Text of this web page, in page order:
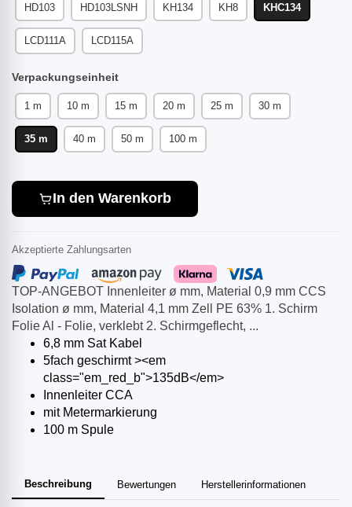
TOP-ANGEBOT Innenleiter ø mm, Material 0,9 mm CCS
Isolation ø mm, Material 4,1 mm Zell PE 63% 1. Schirm
Folie Al - Folie, verklebt 2. Schirmgeflecht, ...
6,8 mm Sat Kabel
5fach geschirmt ><em
class="em_red_b">135dB</em>
Innenleiter CCA
mit Metermarkierung
100 m Spule
Beschreibung Bewertungen Herstellerinformationen
HD103 HD103LSNH KH134 KH8 KHC134
LCD111A LCD115A
Verpackungseinheit
1 m 10 m 15 m 20 m 25 m 30 m
35 m 40 m 50 m 100 m
In den Warenkorb
Akzeptierte Zahlungsarten